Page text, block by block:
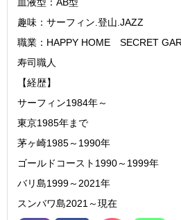
趣味：サーフィン.登山.JAZZ
職業：HAPPY HOME SECRET
寿司職人
【経歴】
サーフィン1984年～
東京1985年まで
茅ヶ崎1985～1990年
ゴールドコースト1990～1999年
バリ島1999～2021年
スンバワ島2021～現在